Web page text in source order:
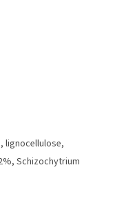
lignocellulose,
Schizochytrium